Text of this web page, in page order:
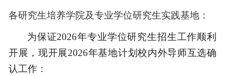
各研究生培养学院及专业学位研究生实践基地：
为保证2026年专业学位研究生招生工作顺利
开展，现开展2026年基地计划校内外导师互选确
认工作：